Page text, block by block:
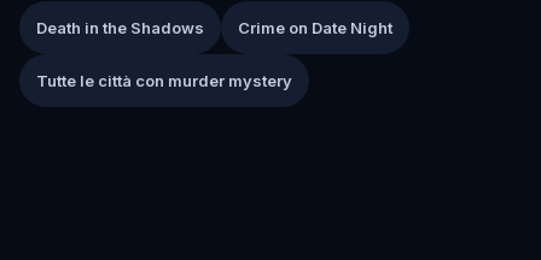
Death in the Shadows Crime on Date Night
Tutte le città con murder mystery